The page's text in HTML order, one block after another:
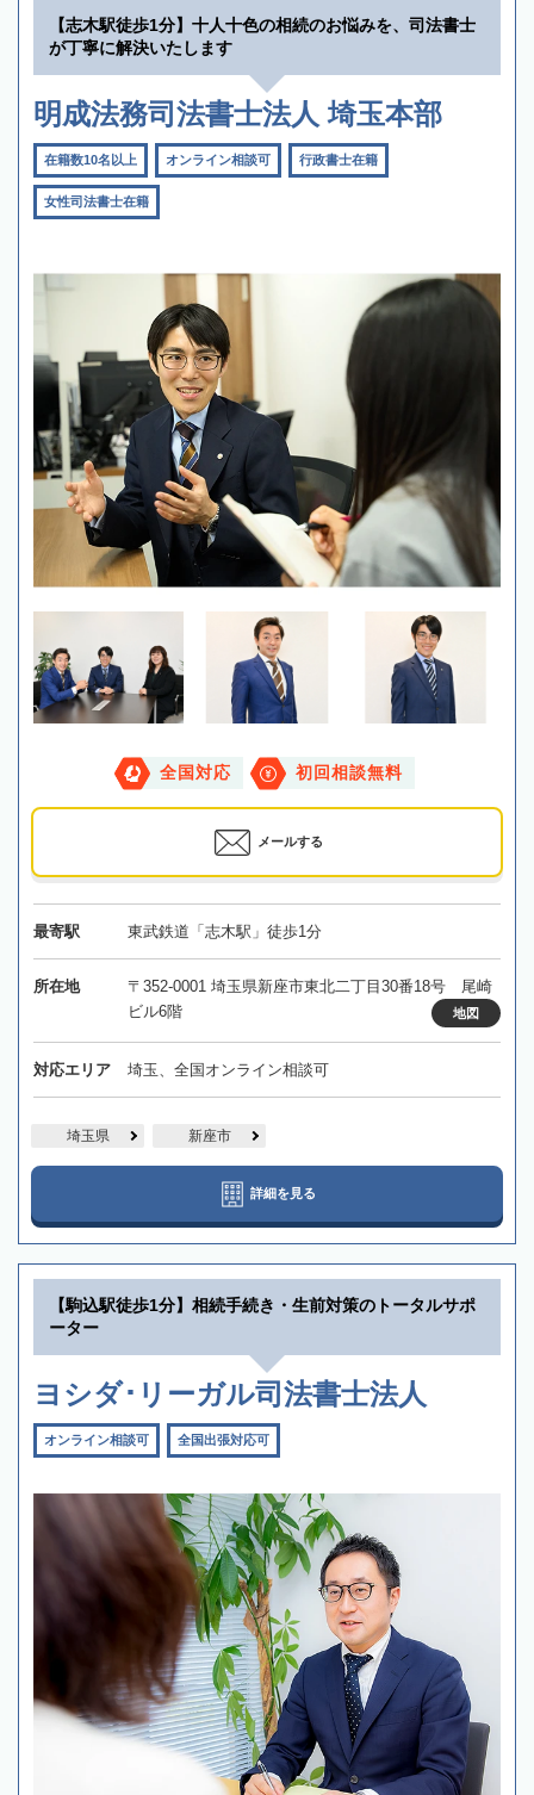
【志木駅徒歩1分】十人十色の相続のお悩みを、司法書士
が丁寧に解決いたします
明成法務司法書士法人 埼玉本部
在籍数10名以上 オンライン相談可 行政書士在籍
女性司法書士在籍
全国対応 初回相談無料
メールする
最寄駅 東武鉄道「志木駅」徒歩1分
所在地
〒352-0001 埼玉県新座市東北二丁目30番18号 尾崎
ビル6階
地図
対応エリア 埼玉、全国オンライン相談可
埼玉県 新座市
詳細を見る
【駒込駅徒歩1分】相続手続き・生前対策のトータルサポ
ーター
ヨシダ･リーガル司法書士法人
オンライン相談可 全国出張対応可